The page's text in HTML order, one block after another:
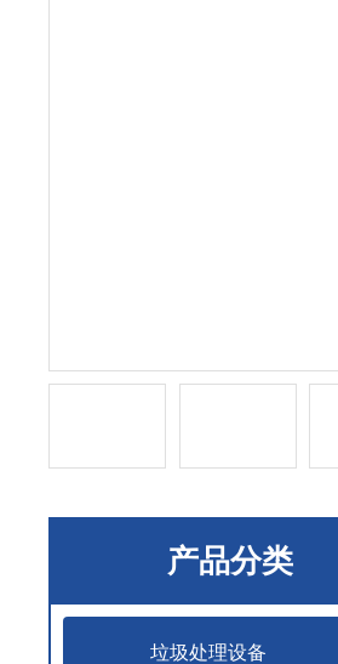
产品分类
垃圾处理设备